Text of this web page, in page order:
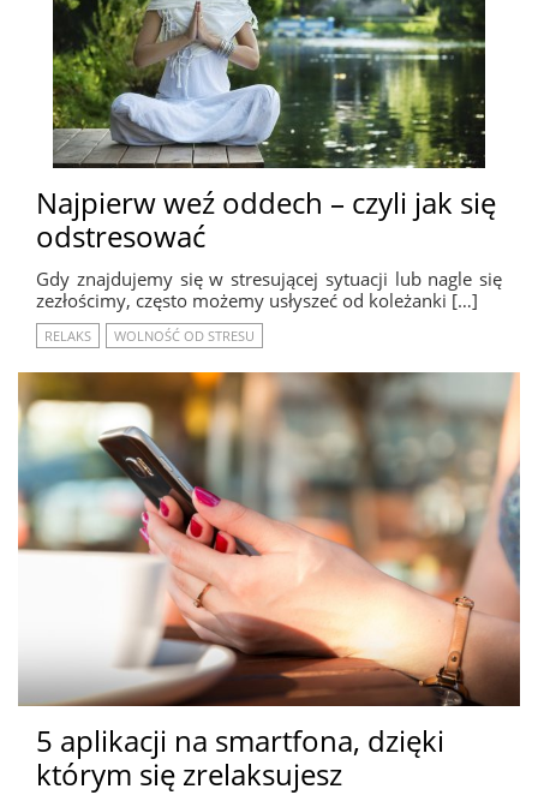
Najpierw weź oddech – czyli jak się
odstresować
Gdy znajdujemy się w stresującej sytuacji lub nagle się
zezłościmy, często możemy usłyszeć od koleżanki […]
RELAKS WOLNOŚĆ OD STRESU
5 aplikacji na smartfona, dzięki
którym się zrelaksujesz